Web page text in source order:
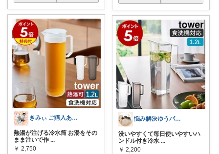
きみぃ ご購入ありがとうございます♪
熱湯が注げる冷水筒 お湯をその
まま注いで作 ...
￥ 2,750
悩み解決ゆうパパroom
洗いやすくて毎日使いやすいハ
ンドル付き冷水 ...
￥ 2,200